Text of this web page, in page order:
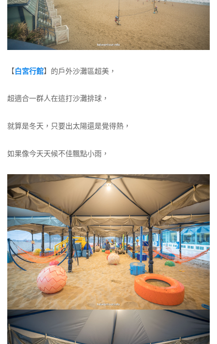
【白宮行館】的戶外沙灘區超美，
超適合一群人在這打沙灘排球，
就算是冬天，只要出太陽還是覺得熱，
如果像今天天候不佳飄點小雨，